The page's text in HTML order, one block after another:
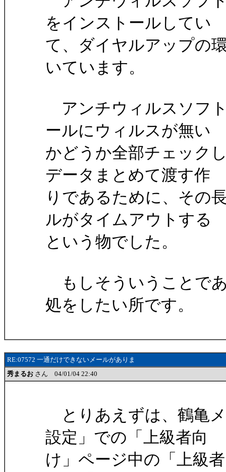
をインストールしてい
て、ダイヤルアップの
いています。
アンチウィルスソフ
ールにウィルスが無い
かどうか全部チェック
データまとめて渡す作
りであるために、その
ルがタイムアウトする
という物でした。
もしそういうことで
処をしたい所です。
RE:07572 一通だけできないメールがありま
秀まるお さん 04/01/04 22:40
とりあえずは、鶴亀
設定」での「上級者向
け」ページ中の「上級